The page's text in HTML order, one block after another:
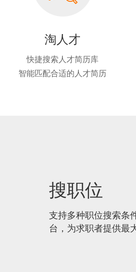
淘人才
快捷搜索人才简历库
智能匹配合适的人才简历
搜职位
支持多种职位搜索条
台，为求职者提供最